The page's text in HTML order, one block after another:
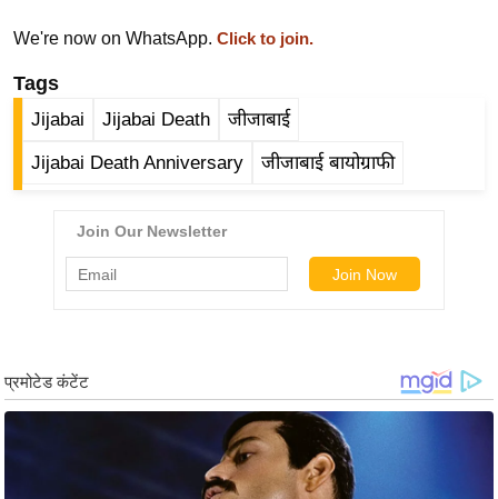
म
नो
न
ड
हॉ
We're now on WhatsApp. Click to join.
Tags
Jijabai Jijabai Death जीजाबाई
Jijabai Death Anniversary जीजाबाई बायोग्राफी